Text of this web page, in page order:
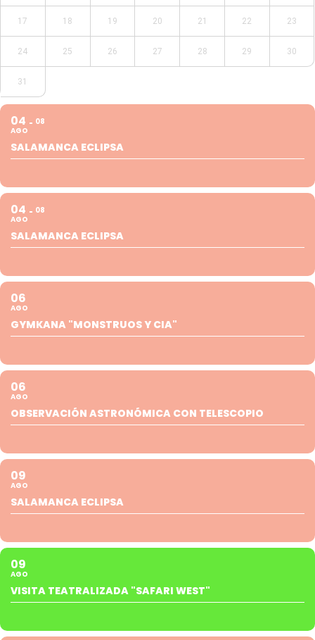
17 18 19 20 21 22 23
24 25 26 27 28 29 30
31
04
AGO
08
SALAMANCA ECLIPSA
04
AGO
08
SALAMANCA ECLIPSA
06
AGO
GYMKANA "MONSTRUOS Y CIA"
06
AGO
OBSERVACIÓN ASTRONÓMICA CON TELESCOPIO
09
AGO
SALAMANCA ECLIPSA
09
AGO
VISITA TEATRALIZADA "SAFARI WEST"